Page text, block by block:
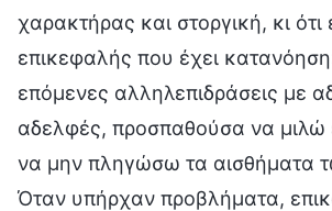
χαρακτήρας και στοργική, κι ότι
επικεφαλής που έχει
επόμενες αλληλεπιδράσεις με
αδελφές, προσπαθούσα να μιλώ
να μην πληγώσω τα αισθήματα
Όταν υπήρχαν προβλήματα,